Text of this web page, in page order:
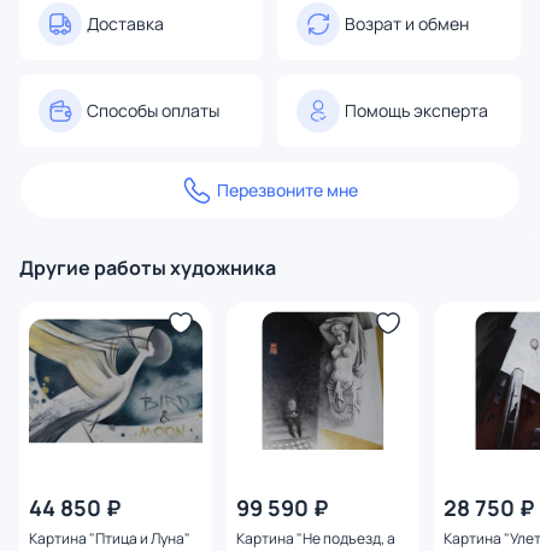
Доставка Возрат и обмен
Способы оплаты Помощь эксперта
Перезвоните мне
Другие работы художника
44 850 ₽
Картина "Птица и Луна"
99 590 ₽
Картина "Не подъезд, а
28 750 ₽
Картина